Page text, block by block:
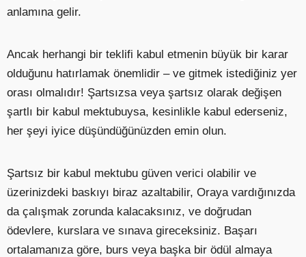
anlamına gelir.
Ancak herhangi bir teklifi kabul etmenin büyük bir karar
olduğunu hatırlamak önemlidir – ve gitmek istediğiniz yer
orası olmalıdır! Şartsızsa veya şartsız olarak değişen
şartlı bir kabul mektubuysa, kesinlikle kabul ederseniz,
her şeyi iyice düşündüğünüzden emin olun.
Şartsız bir kabul mektubu güven verici olabilir ve
üzerinizdeki baskıyı biraz azaltabilir, Oraya vardığınızda
da çalışmak zorunda kalacaksınız, ve doğrudan
ödevlere, kurslara ve sınava gireceksiniz. Başarı
ortalamanıza göre, burs veya başka bir ödül almaya